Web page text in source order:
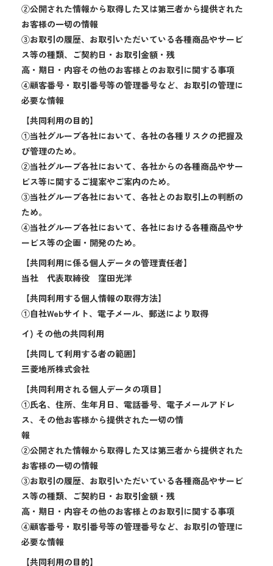
②公開された情報から取得した又は第三者から提供された
お客様の一切の情報
③お取引の履歴、お取引いただいている各種商品やサービ
ス等の種類、ご契約日・お取引金額・残
高・期日・内容その他のお客様とのお取引に関する事項
④顧客番号・取引番号等の管理番号など、お取引の管理に
必要な情報
【共同利用の目的】
①当社グループ各社において、各社の各種リスクの把握及
び管理のため。
②当社グループ各社において、各社からの各種商品やサー
ビス等に関するご提案やご案内のため。
③当社グループ各社において、各社とのお取引上の判断の
ため。
④当社グループ各社において、各社における各種商品やサ
ービス等の企画・開発のため。
【共同利用に係る個人データの管理責任者】
当社 代表取締役 窪田光洋
【共同利用する個人情報の取得方法】
①自社Webサイト、電子メール、郵送により取得
イ) その他の共同利用
【共同して利用する者の範囲】
三菱地所株式会社
【共同利用される個人データの項目】
①氏名、住所、生年月日、電話番号、電子メールアドレ
ス、その他お客様から提供された一切の情
報
②公開された情報から取得した又は第三者から提供された
お客様の一切の情報
③お取引の履歴、お取引いただいている各種商品やサービ
ス等の種類、ご契約日・お取引金額・残
高・期日・内容その他のお客様とのお取引に関する事項
④顧客番号・取引番号等の管理番号など、お取引の管理に
必要な情報
【共同利用の目的】